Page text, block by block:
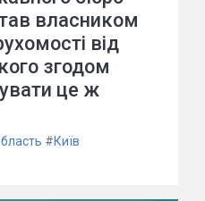
власником
від
згодом
це ж
#Київ